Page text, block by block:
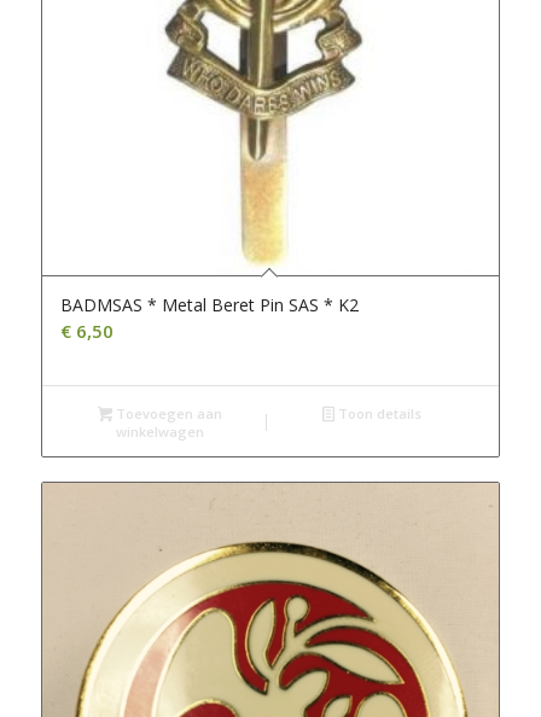
BADMSAS * Metal Beret Pin SAS * K2
€6,50
Toevoegen aan
winkelwagen
Toon details